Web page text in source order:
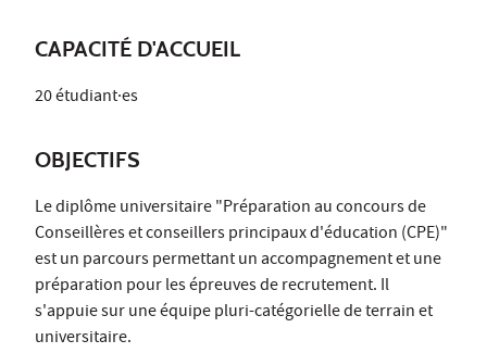
CAPACITÉ D'ACCUEIL
20 étudiant·es
OBJECTIFS
Le diplôme universitaire "Préparation au concours de
Conseillères et conseillers principaux d'éducation (CPE)"
est un parcours permettant un accompagnement et une
préparation pour les épreuves de recrutement. Il
s'appuie sur une équipe pluri-catégorielle de terrain et
universitaire.